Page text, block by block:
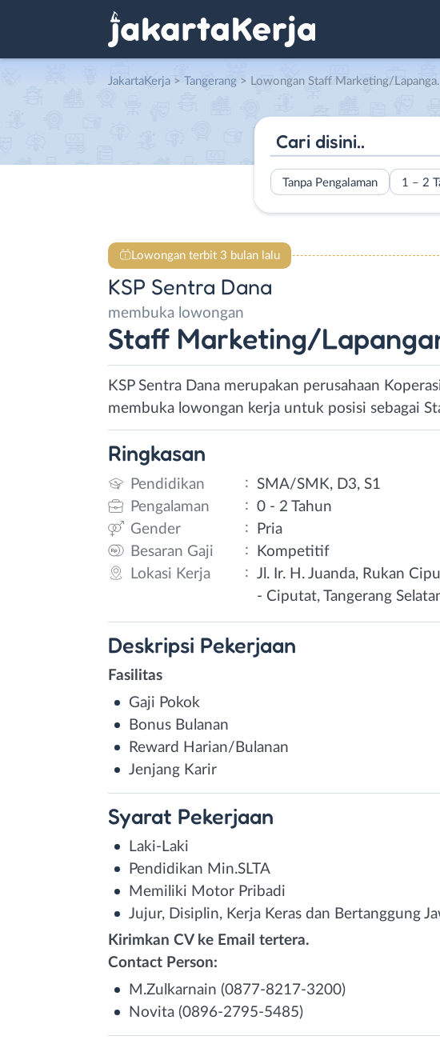
JakartaKerja > Tangerang > Lowongan Staff Marketing/Lapangan di KSP Sentra Dana
Tanpa Pengalaman 1 – 2
Lowongan terbit 3 bulan lalu
KSP Sentra Dana
membuka lowongan
Staff Marketing/
KSP Sentra Dana merupakan perusahaan
membuka lowongan kerja untuk posisi sebagai
Ringkasan
Pendidikan : SMA/SMK, D3, S1
Pengalaman
: 0 - 2 Tahun
Gender
:
Pria
Besaran Gaji
:
Kompetitif
Lokasi Kerja
: Jl. Ir. H. Juanda, Rukan
- Ciputat, Tangerang
Deskripsi Pekerjaan
Fasilitas
Gaji Pokok
Bonus Bulanan
Reward Harian/Bulanan
Jenjang Karir
Syarat Pekerjaan
Laki-Laki
Pendidikan Min.SLTA
Memiliki Motor Pribadi
Jujur, Disiplin, Kerja Keras dan Bertanggung
Kirimkan CV ke Email tertera.
Contact Person:
M.Zulkarnain (0877-8217-3200)
Novita (0896-2795-5485)